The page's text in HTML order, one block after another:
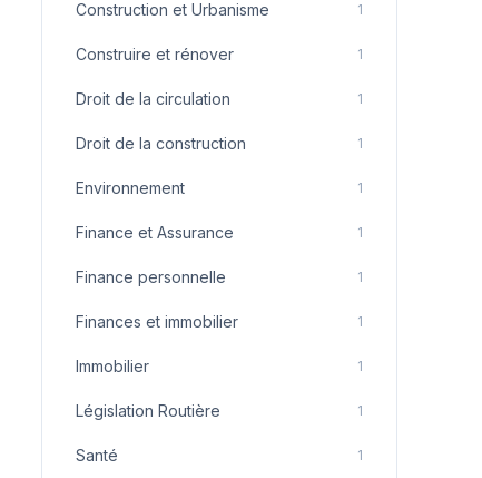
Construction et Urbanisme 1
Construire et rénover 1
Droit de la circulation 1
Droit de la construction 1
Environnement 1
Finance et Assurance 1
Finance personnelle 1
Finances et immobilier 1
Immobilier 1
Législation Routière 1
Santé 1